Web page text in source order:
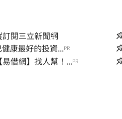
閱三立新聞網
康最好的投資...PR
借網】找人幫！...PR